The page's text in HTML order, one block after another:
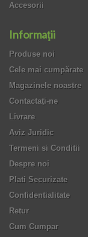
Accesorii
Informaţii
Produse noi
Cele mai cumpărate
Magazinele noastre
Contactați-ne
Livrare
Aviz Juridic
Termeni si Conditii
Despre noi
Plati Securizate
Confidentialitate
Retur
Cum Cumpar